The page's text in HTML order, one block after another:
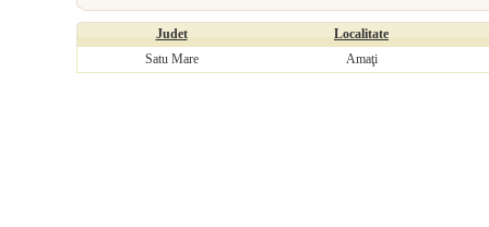
Judet
Localitate
Satu Mare
Amaţi